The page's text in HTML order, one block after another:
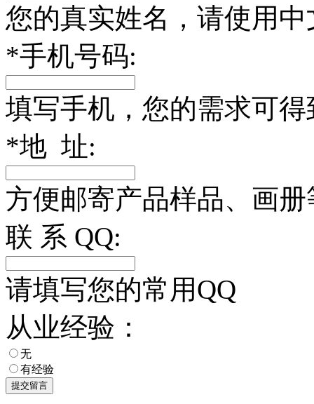
您的真实姓名，请使用中
*手机号码:
填写手机，您的需求可
*地 址:
方便邮寄产品样品、画
联 系 QQ:
请填写您的常用QQ
从业经验：
无
有经验